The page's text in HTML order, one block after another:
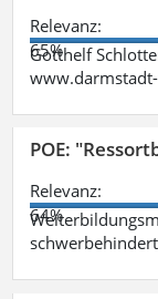
Relevanz:
65%
Gotthelf
POE:
Relevanz:
64%